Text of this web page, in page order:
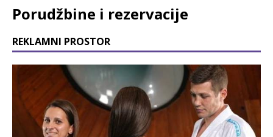
Porudžbine i rezervacije
REKLAMNI PROSTOR